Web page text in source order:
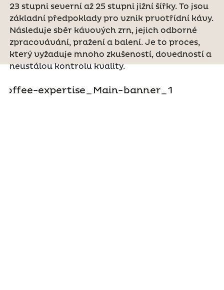
23 stupni severní až 25 stupni jižní šířky. To jsou
základní předpoklady pro vznik prvotřídní kávy.
Následuje sběr kávových zrn, jejich odborné
zpracovávání, pražení a balení. Je to proces,
který vyžaduje mnoho zkušeností, dovedností a
neustálou kontrolu kvality.